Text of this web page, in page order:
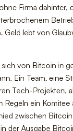
Firma dahinter,
Geld lebt von
von Bitcoin in
Ein Team, eine
Tech-Projekten,
Regeln ein
zwischen
der Ausgabe